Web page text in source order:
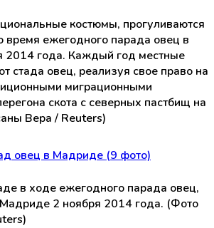
костюмы, прогуливаются
время ежегодного парада овец в
2014 года. Каждый год местные
стада овец, реализуя свое право на
миграционными
скота с северных пастбищ на
Вера / Reuters)
в ходе ежегодного парада овец,
2 ноября 2014 года. (Фото